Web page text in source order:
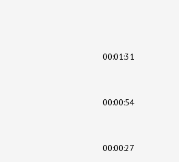
00:01:31
00:00:54
00:00:27